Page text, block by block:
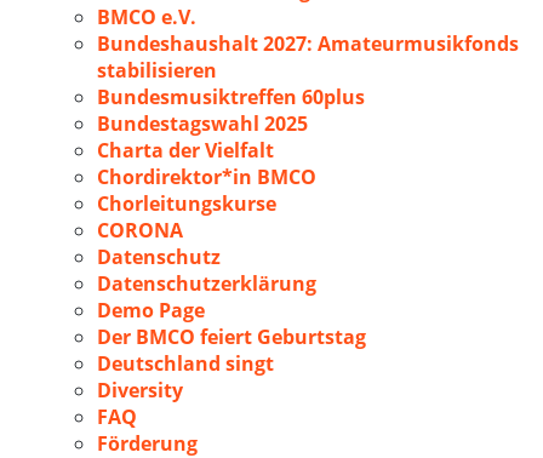
BMCO e.V.
Bundeshaushalt 2027: Amateurmusikfonds
stabilisieren
Bundesmusiktreffen 60plus
Bundestagswahl 2025
Charta der Vielfalt
Chordirektor*in BMCO
Chorleitungskurse
CORONA
Datenschutz
Datenschutzerklärung
Demo Page
Der BMCO feiert Geburtstag
Deutschland singt
Diversity
FAQ
Förderung